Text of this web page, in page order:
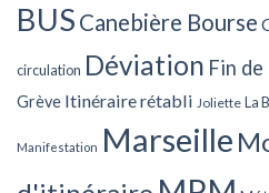
BUS Canebière Bourse
circulation Déviation Fin
Grève Itinéraire rétabli Joliette La
Manifestation Marseille